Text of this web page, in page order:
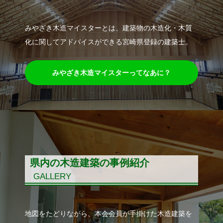
みやざき木造マイスターとは、建築物の木造化・木質
化に関してアドバイスができる宮崎県登録の建築士。
みやざき木造マイスターってなあに？
県内の木造建築の事例紹介
GALLERY
地図をたどりながら、本会会員が手掛けた木造建築を